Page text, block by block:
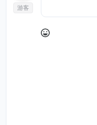
游客